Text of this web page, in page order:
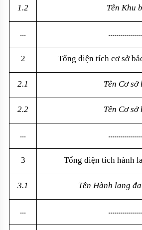
1.2 Tên Khu
...
2 Tổng diện tích cơ sở
2.1 Tên Cơ sở
2.2 Tên Cơ sở
...
3 Tổng diện tích hành
3.1 Tên Hành lang
...